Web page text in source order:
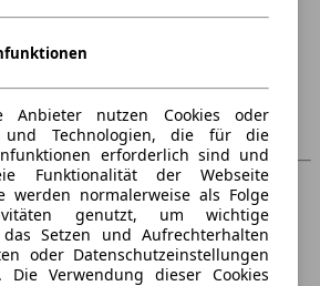
Anbieter nutzen Cookies oder
und Technologien, die für die
erforderlich sind und
Funktionalität der Webseite
werden normalerweise als Folge
genutzt, um wichtige
Setzen und Aufrechterhalten
oder Datenschutzeinstellungen
Die Verwendung dieser Cookies